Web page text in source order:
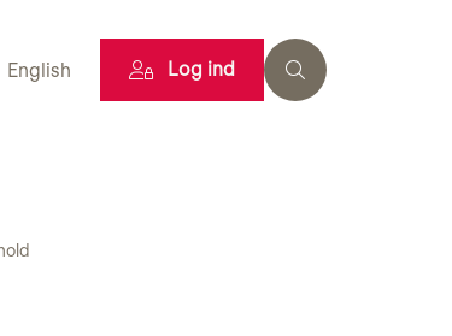
English Log ind